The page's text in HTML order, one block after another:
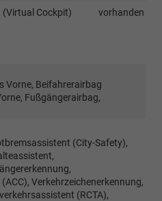
Cockpit)
vorhanden
Vorne, Beifahrerairbag
Fußgängerairbag,
(City-Safety),
Verkehrzeichenerkennung,
(RCTA),